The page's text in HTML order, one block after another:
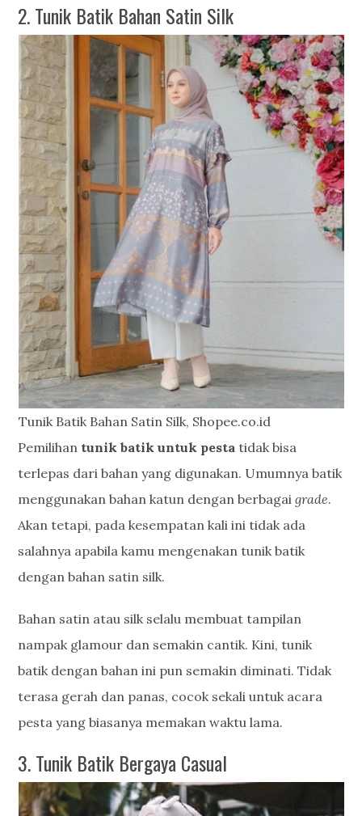
2. Tunik Batik Bahan Satin Silk
Tunik Batik Bahan Satin Silk, Shopee.co.id
Pemilihan tunik batik untuk pesta tidak bisa
terlepas dari bahan yang digunakan. Umumnya batik
menggunakan bahan katun dengan berbagaigrade.
Akan tetapi, pada kesempatan kali ini tidak ada
salahnya apabila kamu mengenakan tunik batik
dengan bahan satin silk.
Bahan satin atau silk selalu membuat tampilan
nampak glamour dan semakin cantik. Kini, tunik
batik dengan bahan ini pun semakin diminati. Tidak
terasa gerah dan panas, cocok sekali untuk acara
pesta yang biasanya memakan waktu lama.
3. Tunik Batik Bergaya Casual